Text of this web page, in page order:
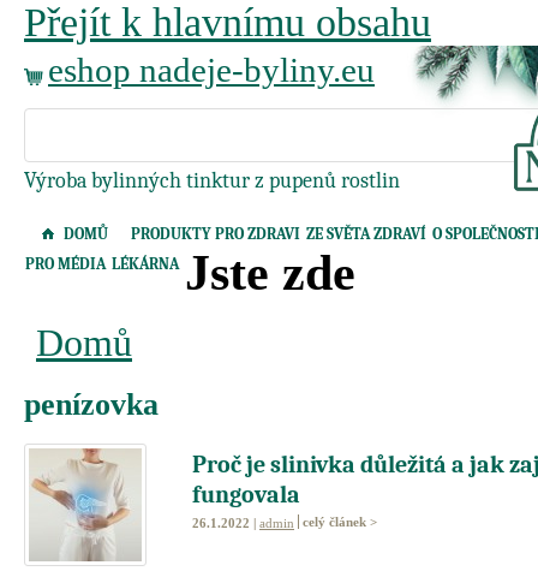
Přejít k hlavnímu obsahu
eshop nadeje-byliny.eu
Výroba bylinných tinktur z pupenů rostlin
DOMŮ PRODUKTY PRO ZDRAVI ZE SVĚTA ZDRAVÍ O
PRO MÉDIA LÉKÁRNA Jste zde
Domů
penízovka
Proč je slinivka důležitá a jak
fungovala
26.1.2022 | admin celý článek >